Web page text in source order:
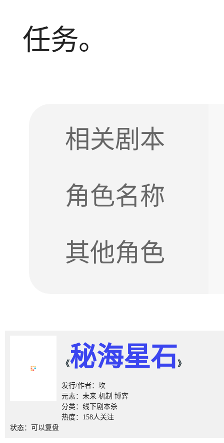
任务。
相关剧本
角色名称
其他角色
《秘海星石》
发行/作者：坎
元素：未来 机制 博弈
分类：线下剧本杀
热度：158人关注
状态：可以复盘